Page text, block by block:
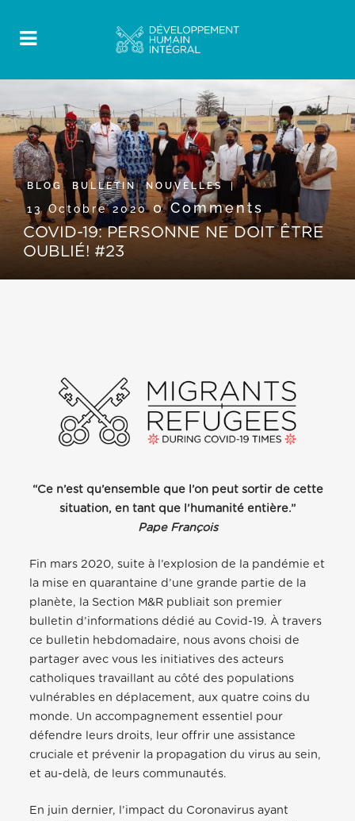
BLOG, BULLETIN,NOUVELLES
13 Octobre 20200 Comments
COVID-19: PERSONNE NE DOIT ÊTRE
OUBLIÉ! #23
“Ce n’est qu’ensemble que l’on peut sortir de cette
situation, en tant que l’humanité entière.”
Pape François
Fin mars 2020, suite à l’explosion de la pandémie et
la mise en quarantaine d’une grande partie de la
planète, la Section M&R publiait son premier
bulletin d’informations dédié au Covid-19. À travers
ce bulletin hebdomadaire, nous avons choisi de
partager avec vous les initiatives des acteurs
catholiques travaillant au côté des populations
vulnérables en déplacement, aux quatre coins du
monde. Un accompagnement essentiel pour
défendre leurs droits, leur offrir une assistance
cruciale et prévenir la propagation du virus au sein,
et au-delà, de leurs communautés.
En juin dernier, l’impact du Coronavirus ayant